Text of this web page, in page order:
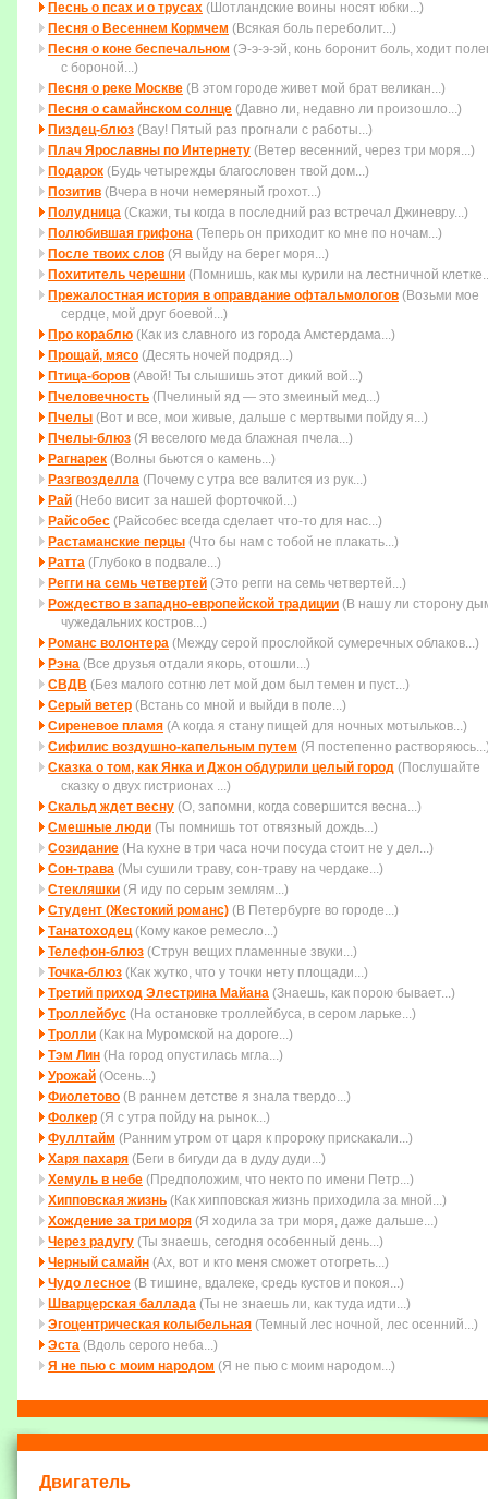
Песнь о псах и о трусах (Шотландские воины носят юбки...)
Песня о Весеннем Кормчем (Всякая боль переболит...)
Песня о коне беспечальном (Э-э-э-эй, конь боронит боль, ходит
с бороной...)
Песня о реке Москве (В этом городе живет мой брат великан...)
Песня о самайнском солнце (Давно ли, недавно ли произошло...)
Пиздец-блюз (Вау! Пятый раз прогнали с работы...)
Плач Ярославны по Интернету (Ветер весенний, через три моря...)
Подарок (Будь четыpежды благословен твой дом...)
Позитив (Вчера в ночи немеряный грохот...)
Полудница (Скажи, ты когда в последний раз встречал Джиневру...)
Полюбившая грифона (Тепеpь он пpиходит ко мне по ночам...)
После твоих слов (Я выйду на берег моря...)
Похититель черешни (Помнишь, как мы курили на лестничной
Прежалостная история в оправдание офтальмологов (Возьми мое
сеpдце, мой дpуг боевой...)
Про кораблю (Как из славного из города Амстердама...)
Прощай, мясо (Десять ночей подряд...)
Птица-боров (Авой! Ты слышишь этот дикий вой...)
Пчеловечность (Пчелиный яд — это змеиный мед...)
Пчелы (Вот и все, мои живые, дальше с мертвыми пойду я...)
Пчелы-блюз (Я веселого меда блажная пчела...)
Рагнарек (Волны бьются о камень...)
Разгвозделла (Почему с утра все валится из рук...)
Рай (Небо висит за нашей форточкой...)
Райсобес (Райсобес всегда сделает что-то для нас...)
Растаманские перцы (Что бы нам с тобой не плакать...)
Ратта (Глубоко в подвале...)
Регги на семь четвертей (Это регги на семь четвертей...)
Рождество в западно-европейской традиции (В нашу ли сторону
чужедальних костров...)
Романс волонтера (Между серой прослойкой сумеречных облаков...)
Рэна (Все друзья отдали якорь, отошли...)
СВДВ (Без малого сотню лет мой дом был темен и пуст...)
Серый ветер (Встань со мной и выйди в поле...)
Сиреневое пламя (А когда я стану пищей для ночных мотыльков...)
Сифилис воздушно-капельным путем (Я постепенно
Сказка о том, как Янка и Джон обдурили целый город (Послушайте
сказку о двух гистрионах ...)
Скальд ждет весну (О, запомни, когда совеpшится весна...)
Смешные люди (Ты помнишь тот отвязный дождь...)
Созидание (На кухне в три часа ночи посуда стоит не у дел...)
Сон-трава (Мы сушили траву, сон-траву на чердаке...)
Стекляшки (Я иду по серым землям...)
Студент (Жестокий романс) (В Петербурге во городе...)
Танатоходец(Кому какое ремесло...)
Телефон-блюз (Струн вещих пламенные звуки...)
Точка-блюз (Как жутко, что у точки нету площади...)
Третий приход Элестрина Майана (Знаешь, как порою бывает...)
Троллейбус (На остановке троллейбуса, в сером ларьке...)
Тролли (Как на Муромской на дороге...)
Тэм Лин (На город опустилась мгла...)
Урожай (Осень...)
Фиолетово (В раннем детстве я знала твердо...)
Фолкер (Я с утра пойду на рынок...)
Фуллтайм (Ранним утром от царя к пророку прискакали...)
Харя пахаря (Беги в бигуди да в дуду дуди...)
Хемуль в небе (Пpедположим, что некто по имени Петp...)
Хипповская жизнь (Как хипповская жизнь приходила за мной...)
Хождение за три моря (Я ходила за три моря, даже дальше...)
Через радугу (Ты знаешь, сегодня особенный день...)
Черный самайн (Ах, вот и кто меня сможет отогреть...)
Чудо лесное (В тишине, вдалеке, средь кустов и покоя...)
Шварцерская баллада (Ты не знаешь ли, как туда идти...)
Эгоцентрическая колыбельная (Темный лес ночной, лес осенний...)
Эста (Вдоль серого неба...)
Я не пью с моим народом (Я не пью с моим народом...)
Двигатель